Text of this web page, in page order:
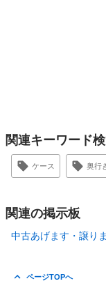
関連キーワード
ケース 奥行
関連の掲示板
中古あげます・譲り
ページTOPへ